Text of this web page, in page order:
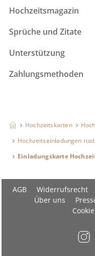
Hochzeitsmagazin
Sprüche und Zitate
Unterstützung
Zahlungsmethoden
Hochzeitskarten
Hochzeitseinladungen
Einladungskarte
AGB Widerrufsrecht
Über uns